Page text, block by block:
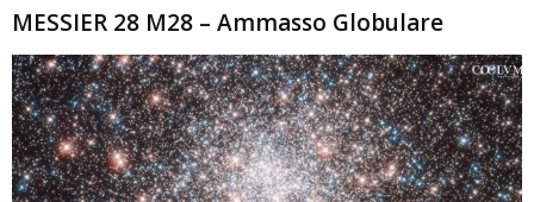
MESSIER 28 M28 – Ammasso Globulare